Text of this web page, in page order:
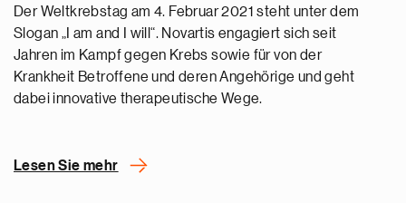
Der Weltkrebstag am 4. Februar 2021 steht unter dem
Slogan „I am and I will“. Novartis engagiert sich seit
Jahren im Kampf gegen Krebs sowie für von der
Krankheit Betroffene und deren Angehörige und geht
dabei innovative therapeutische Wege.
Lesen Sie mehr